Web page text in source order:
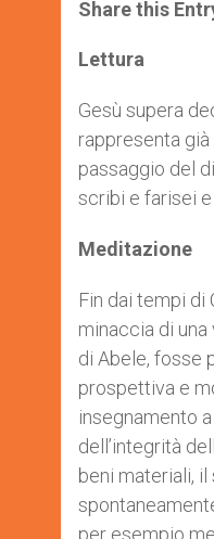
s
p
p
e b
Share this
Lettura
Gesù supera
rappresenta
passaggio del
scribi e farisei
Meditazione
Fin dai tempi di
minaccia di
di Abele, fosse
prospettiva e
insegnamento
dell’integrità
beni materiali,
per esempio